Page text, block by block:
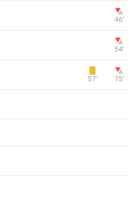
46‎’‎
54‎’‎
57‎’‎ 75‎’‎